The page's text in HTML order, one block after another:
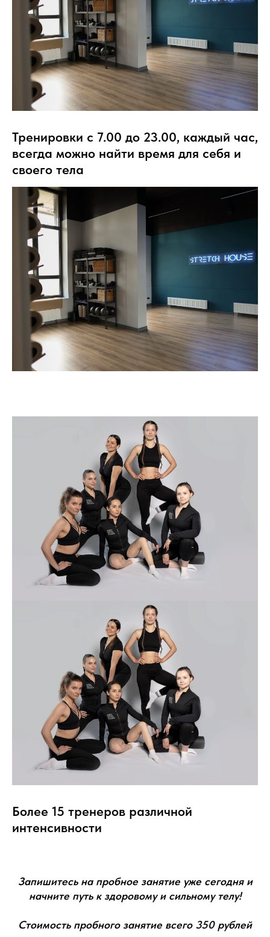
Тренировки с 7.00 до 23.00, каждый час,
всегда можно найти время для себя и
своего тела
Более 15 тренеров различной
интенсивности
Запишитесь на пробное занятие уже сегодня и
начните путь к здоровому и сильному телу!
Стоимость пробного занятие всего 350 рублей